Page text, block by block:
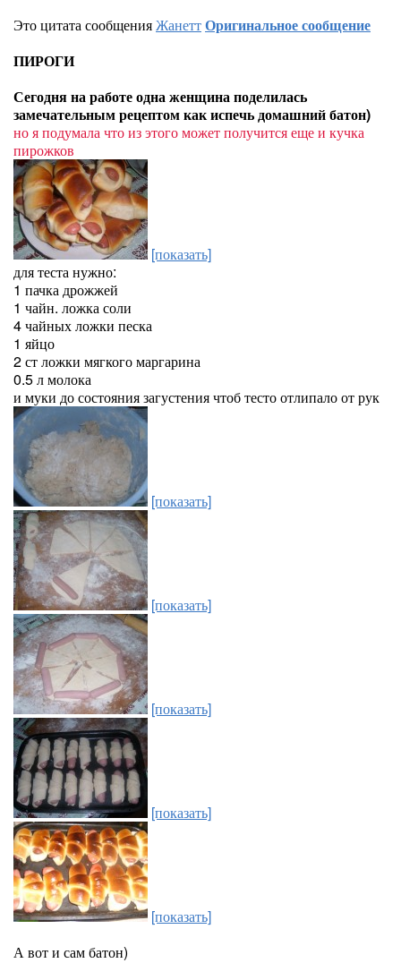
Это цитата сообщенияЖанеттОригинальное сообщение
ПИРОГИ
Сегодня на работе одна женщина поделилась
замечательным рецептом как испечь домашний батон)
но я подумала что из этого может получится еще и кучка
пирожков
[показать]
для теста нужно:
1 пачка дрожжей
1 чайн. ложка соли
4 чайных ложки песка
1 яйцо
2 ст ложки мягкого маргарина
0.5 л молока
и муки до состояния загустения чтоб тесто отлипало от рук
[показать]
[показать]
[показать]
[показать]
[показать]
А вот и сам батон)